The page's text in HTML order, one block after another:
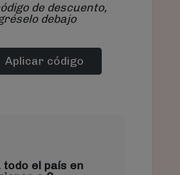
de descuento,
debajo
Aplicar código
el país en